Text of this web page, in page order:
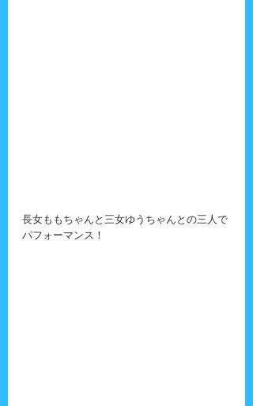
長女ももちゃんと三女ゆうちゃんとの三人で
パフォーマンス！